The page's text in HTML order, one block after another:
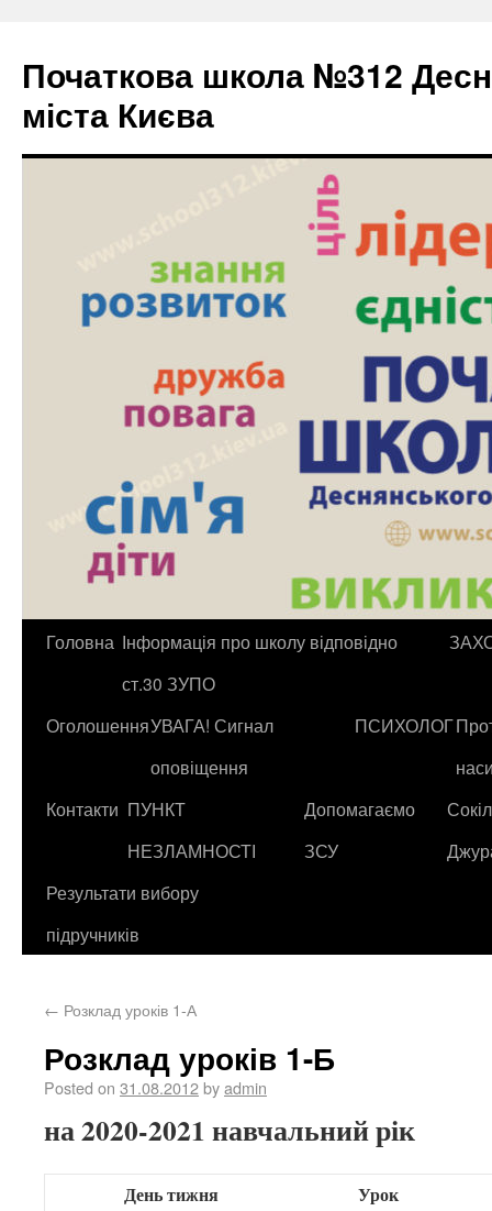
Початкова школа №312
міста Києва
Головна Інформація про школу відповідно
ст.30 ЗУПО
ОголошенняУВАГА! Сигнал
оповіщення
ПСИХОЛОГ
Контакти ПУНКТ
НЕЗЛАМНОСТІ
Допомагаємо
ЗСУ
Сокіл
Результати вибору
підручників
← Розклад уроків 1-А
Розклад уроків 1-Б
Posted on 31.08.2012byadmin
на 2020-2021 навчальний рік
День тижня Урок